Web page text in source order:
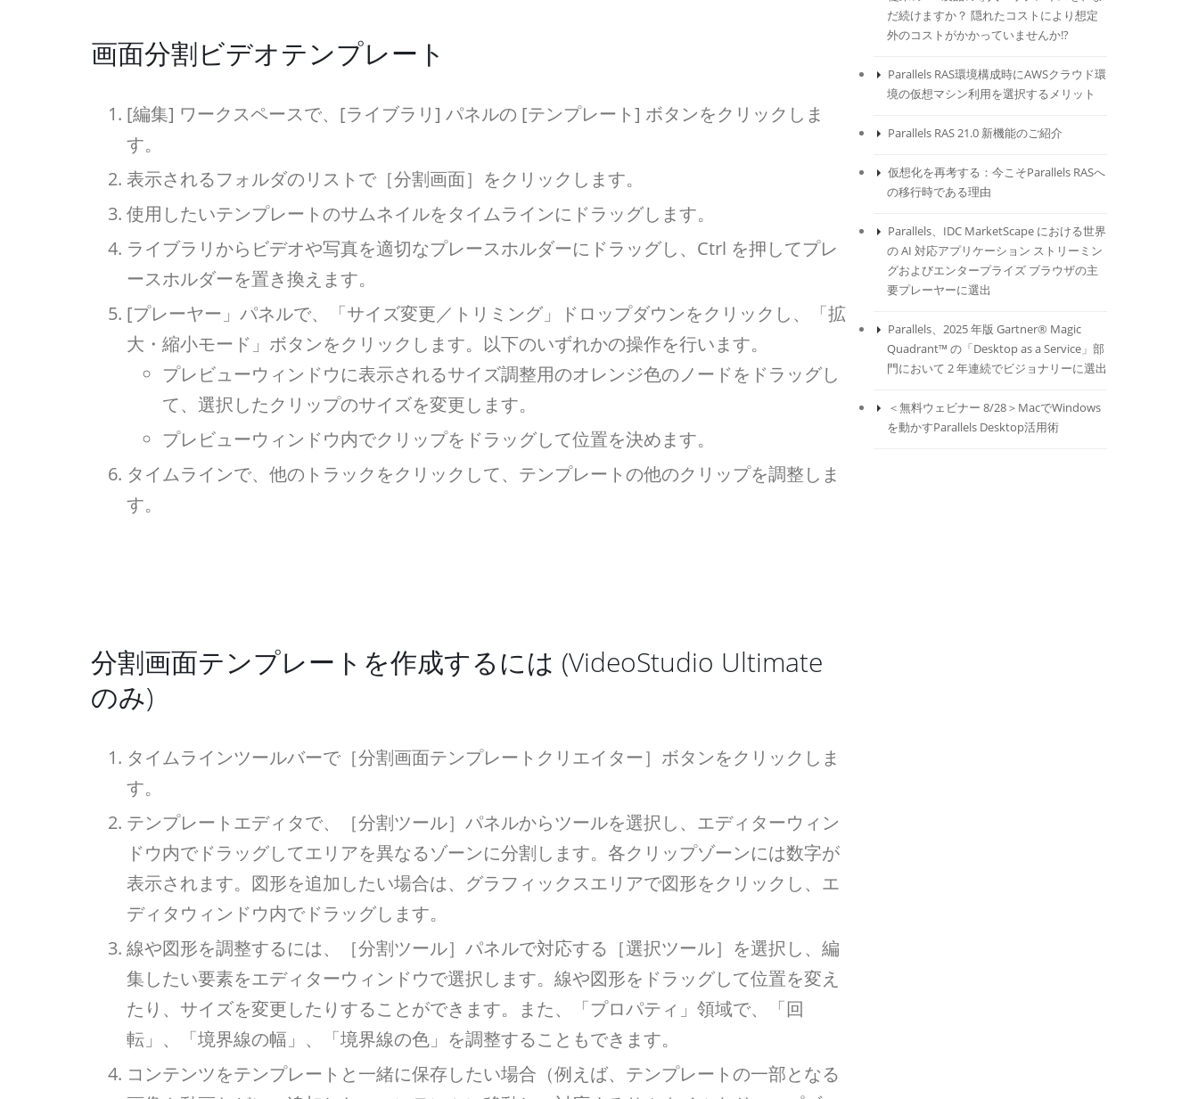
画面分割ビデオテンプレート
[編集] ワークスペースで、[ライブラリ] パネルの [テンプレート] ボタンをクリックしま
す。
表示されるフォルダのリストで［分割画面］をクリックします。
使用したいテンプレートのサムネイルをタイムラインにドラッグします。
ライブラリからビデオや写真を適切なプレースホルダーにドラッグし、Ctrl を押してプレ
ースホルダーを置き換えます。
[プレーヤー」パネルで、「サイズ変更／トリミング」ドロップダウンをクリックし、「拡
大・縮小モード」ボタンをクリックします。以下のいずれかの操作を行います。
プレビューウィンドウに表示されるサイズ調整用のオレンジ色のノードをドラッグし
て、選択したクリップのサイズを変更します。
プレビューウィンドウ内でクリップをドラッグして位置を決めます。
タイムラインで、他のトラックをクリックして、テンプレートの他のクリップを調整しま
す。
分割画面テンプレートを作成するには (VideoStudio Ultimate
のみ)
タイムラインツールバーで［分割画面テンプレートクリエイター］ボタンをクリックしま
す。
テンプレートエディタで、［分割ツール］パネルからツールを選択し、エディターウィン
ドウ内でドラッグしてエリアを異なるゾーンに分割します。各クリップゾーンには数字が
表示されます。図形を追加したい場合は、グラフィックスエリアで図形をクリックし、エ
ディタウィンドウ内でドラッグします。
線や図形を調整するには、［分割ツール］パネルで対応する［選択ツール］を選択し、編
集したい要素をエディターウィンドウで選択します。線や図形をドラッグして位置を変え
たり、サイズを変更したりすることができます。また、「プロパティ」領域で、「回
転」、「境界線の幅」、「境界線の色」を調整することもできます。
コンテンツをテンプレートと一緒に保存したい場合（例えば、テンプレートの一部となる
だ続けますか？ 隠れたコストにより想定
外のコストがかかっていませんか!?
Parallels RAS環境構成時にAWSクラウド環
境の仮想マシン利用を選択するメリット
Parallels RAS 21.0 新機能のご紹介
仮想化を再考する：今こそParallels RASへ
の移行時である理由
Parallels、IDC MarketScape における世界
の AI 対応アプリケーション ストリーミン
グおよびエンタープライズ ブラウザの主
要プレーヤーに選出
Parallels、2025 年版 Gartner® Magic
Quadrant™ の「Desktop as a Service」部
門において 2 年連続でビジョナリーに選出
＜無料ウェビナー 8/28＞MacでWindows
を動かすParallels Desktop活用術